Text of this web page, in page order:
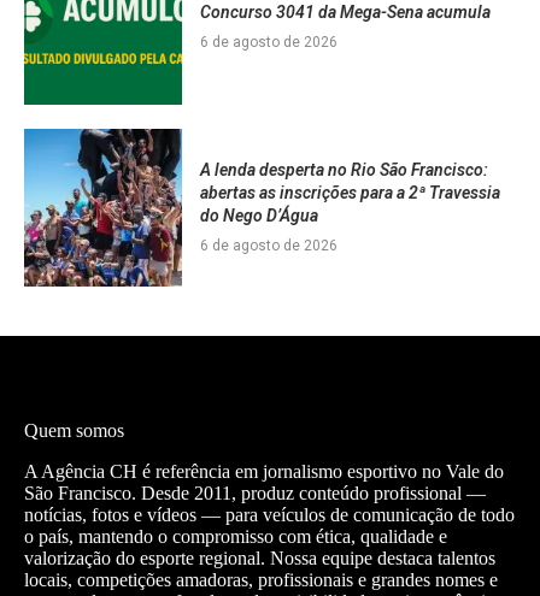
Concurso 3041 da Mega-Sena acumula
6 de agosto de 2026
A lenda desperta no Rio São Francisco:
abertas as inscrições para a 2ª Travessia
do Nego D’Água
6 de agosto de 2026
Quem somos
A Agência CH é referência em jornalismo esportivo no Vale do
São Francisco. Desde 2011, produz conteúdo profissional —
notícias, fotos e vídeos — para veículos de comunicação de todo
o país, mantendo o compromisso com ética, qualidade e
valorização do esporte regional. Nossa equipe destaca talentos
locais, competições amadoras, profissionais e grandes nomes e